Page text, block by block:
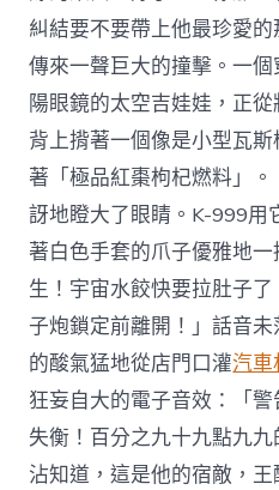
糾結要不要帶上他最珍愛
傳來一聲巨大的撞擊。一
陽眼鏡的太空吉娃娃，正
背上揹著一個像是小型瓦
著「極品紅棗枸杞燃料」
訝地瞪大了眼睛。K-999用
著白色手套的爪子優雅地
生！宇宙水餃快要拉肚子
子炮鎖定前離開！」話音
的酸氣猛地從店門口灌汽車
狂妄自大的電子音效：「
失衡！百分之九十九點九
沾知道，這是他的宿敵，